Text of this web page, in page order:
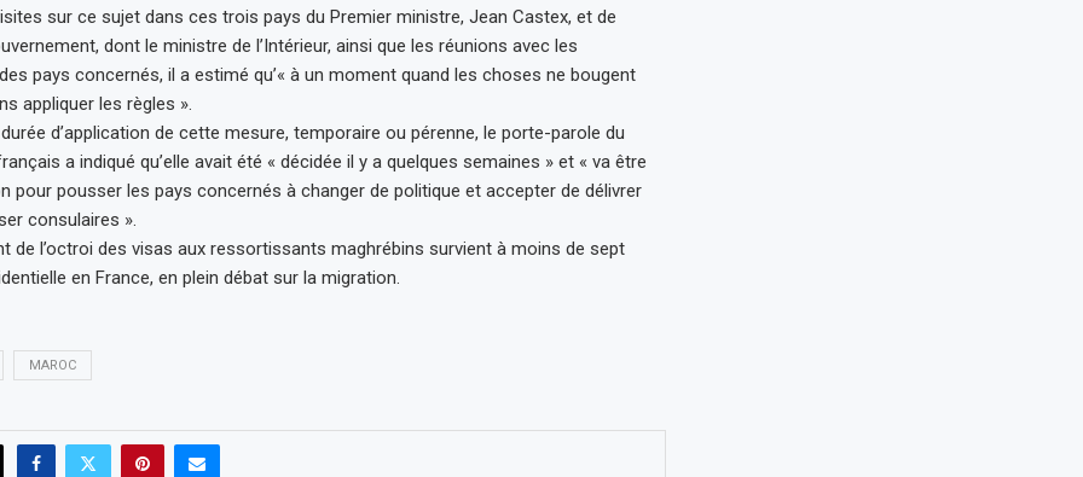
sur ce sujet dans ces trois pays du Premier ministre, Jean Castex, et de
dont le ministre de l’Intérieur, ainsi que les réunions avec les
pays concernés, il a estimé qu’« à un moment quand les choses ne bougent
appliquer les règles ».
d’application de cette mesure, temporaire ou pérenne, le porte-parole du
a indiqué qu’elle avait été « décidée il y a quelques semaines » et « va être
pour pousser les pays concernés à changer de politique et accepter de délivrer
consulaires ».
de l’octroi des visas aux ressortissants maghrébins survient à moins de sept
en France, en plein débat sur la migration.
MAROC